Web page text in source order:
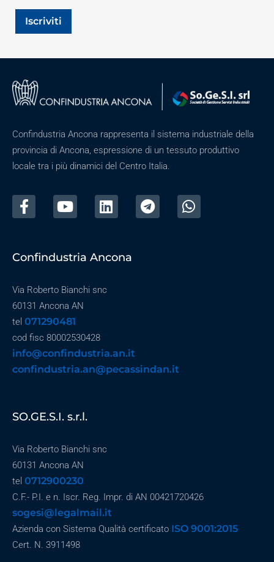
Iscriviti
Confindustria Ancona rappresenta il sistema industriale della
provincia di Ancona, espressione di un tessuto produttivo
locale tra i più dinamici del Centro Italia.
Confindustria Ancona
Via Roberto Bianchi snc
60131 Ancona AN
tel 071290481
cod fisc 80002530428
info@confindustria.an.it
confindustria.an@pecassindan.it
SO.GE.S.I. s.r.l.
Via Roberto Bianchi snc
60131 Ancona AN
tel 0712900230
C.F.- P.I. e n. Iscr. Reg. Impr. di AN 00421720426
sogesi@legalmail.it
Azienda con Sistema Qualità certificato ISO 9001:2015
Cert. N. 3911498